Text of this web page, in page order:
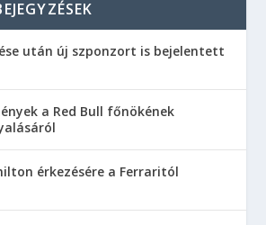
után új szponzort is bejelentett
a Red Bull főnökének
érkezésére a Ferraritól